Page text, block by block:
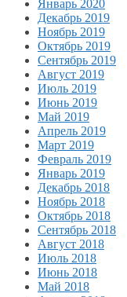
Январь 2020
Декабрь 2019
Ноябрь 2019
Октябрь 2019
Сентябрь 2019
Август 2019
Июль 2019
Июнь 2019
Май 2019
Апрель 2019
Март 2019
Февраль 2019
Январь 2019
Декабрь 2018
Ноябрь 2018
Октябрь 2018
Сентябрь 2018
Август 2018
Июль 2018
Июнь 2018
Май 2018